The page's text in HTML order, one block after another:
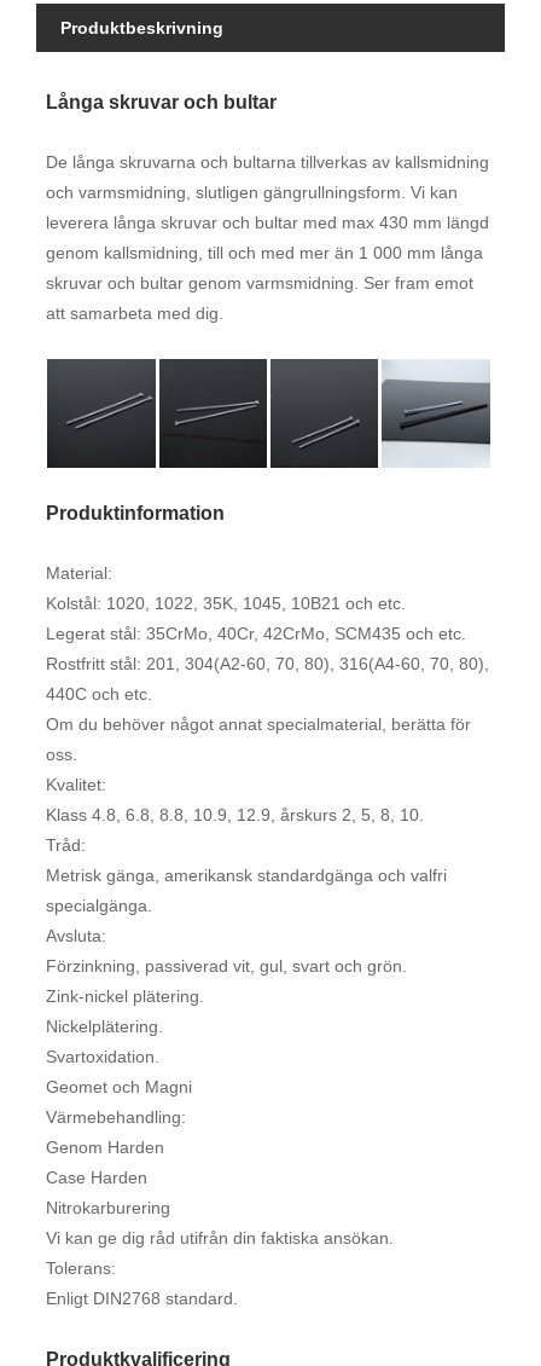
Produktbeskrivning
Långa skruvar och bultar
De långa skruvarna och bultarna tillverkas av kallsmidning
och varmsmidning, slutligen gängrullningsform. Vi kan
leverera långa skruvar och bultar med max 430 mm längd
genom kallsmidning, till och med mer än 1 000 mm långa
skruvar och bultar genom varmsmidning. Ser fram emot
att samarbeta med dig.
Produktinformation
Material:
Kolstål: 1020, 1022, 35K, 1045, 10B21 och etc.
Legerat stål: 35CrMo, 40Cr, 42CrMo, SCM435 och etc.
Rostfritt stål: 201, 304(A2-60, 70, 80), 316(A4-60, 70, 80),
440C och etc.
Om du behöver något annat specialmaterial, berätta för
oss.
Kvalitet:
Klass 4.8, 6.8, 8.8, 10.9, 12.9, årskurs 2, 5, 8, 10.
Tråd:
Metrisk gänga, amerikansk standardgänga och valfri
specialgänga.
Avsluta:
Förzinkning, passiverad vit, gul, svart och grön.
Zink-nickel plätering.
Nickelplätering.
Svartoxidation.
Geomet och Magni
Värmebehandling:
Genom Harden
Case Harden
Nitrokarburering
Vi kan ge dig råd utifrån din faktiska ansökan.
Tolerans:
Enligt DIN2768 standard.
Produktkvalificering